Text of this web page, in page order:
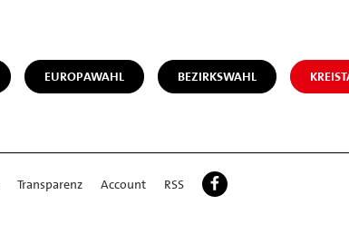
EUROPAWAHL BEZIRKSWAHL
Transparenz Account RSS